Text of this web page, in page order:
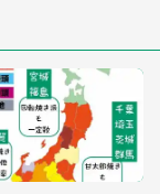
ニック。隣席の青
たら...」 体験談に